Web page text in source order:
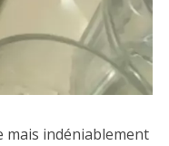
mais indéniablement